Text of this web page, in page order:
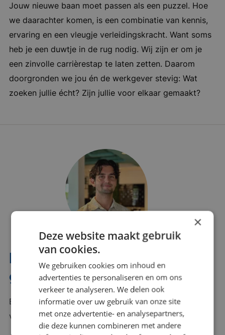
Jouw nieuwe baan moet passen als een puzzel. Hoe
we daarachter komen, is een combinatie van kennis,
ervaring en een vleugje verleidingskracht. Want soms
heb je een duwtje in de rug nodig. Wij zijn er om je
een zinvolle carrièrestap te laten zetten. Daarom
doorgronden we jou én de werkgever stevig: Wat
zoeken jullie écht? Zijn jullie voor elkaar gemaakt?
Interesse? Benno helpt je
graag verder!
Bel of mail Benno met al jouw vragen. Benno staat
voor je klaar en helpt je graag!
×
Deze website maakt gebruik
van cookies.
We gebruiken cookies om inhoud en
advertenties te personaliseren en om ons
verkeer te analyseren. We delen ook
informatie over uw gebruik van onze site
met onze advertentie- en analysepartners,
die deze kunnen combineren met andere